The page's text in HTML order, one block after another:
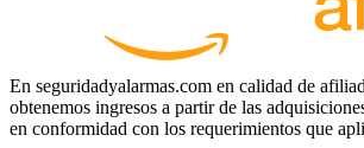
En seguridadyalarmas.com en calidad de
obtenemos ingresos a partir de las
en conformidad con los requerimientos que